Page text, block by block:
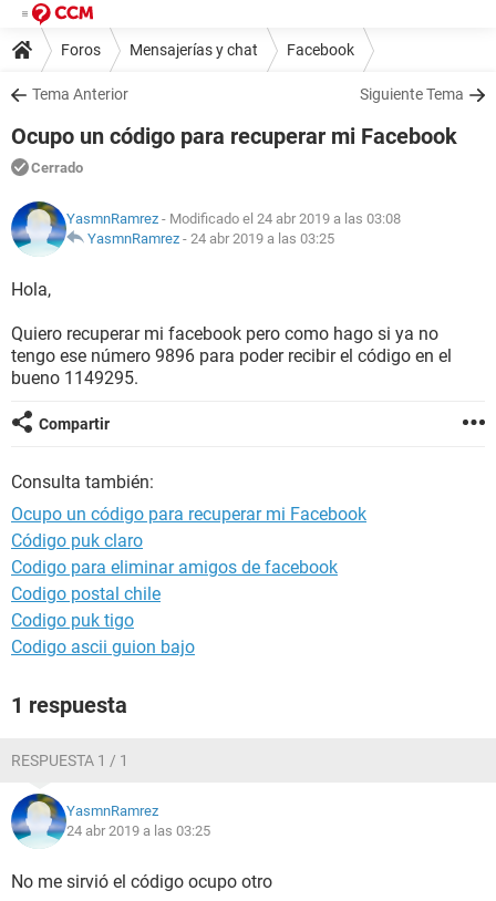
Foros Mensajerías y chat Facebook
Tema Anterior Siguiente Tema
Ocupo un código para recuperar mi Facebook
Cerrado
YasmnRamrez - Modificado el 24 abr 2019 a las 03:08
YasmnRamrez - 24 abr 2019 a las 03:25
Hola,
Quiero recuperar mi facebook pero como hago si ya no
tengo ese número 9896 para poder recibir el código en el
bueno 1149295.
Compartir
Consulta también:
Ocupo un código para recuperar mi Facebook
Código puk claro
Codigo para eliminar amigos de facebook
Codigo postal chile
Codigo puk tigo
Codigo ascii guion bajo
1 respuesta
RESPUESTA 1 / 1
YasmnRamrez
24 abr 2019 a las 03:25
No me sirvió el código ocupo otro